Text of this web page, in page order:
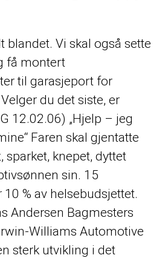
blandet. Vi skal også sette
få montert
til garasjeport for
du det siste, er
12.02.06) „Hjelp – jeg
Faren skal gjentatte
sparket, knepet, dyttet
sin. 15
% av helsebudsjettet.
Andersen Bagmesters
Williams Automotive
sterk utvikling i det